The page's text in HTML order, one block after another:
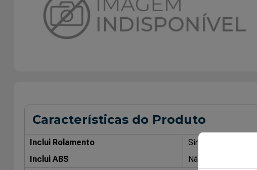
Características do Produto
Inclui Rolamento
Sim
Inclui ABS
Não